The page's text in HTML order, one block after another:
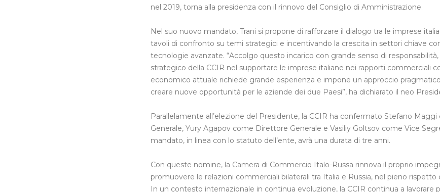
nel 2019, torna alla presidenza con il rinnovo del Consiglio di Amministrazione.
Nel suo nuovo mandato, Trani si propone di rafforzare il dialogo tra le imprese
tavoli di confronto su temi strategici e incentivando la crescita in settori chiave
tecnologie avanzate. “Accolgo questo incarico con grande senso di
strategico della CCIR nel supportare le imprese italiane nei rapporti commerciali
economico attuale richiede grande esperienza e impone un approccio
creare nuove opportunità per le aziende dei due Paesi”, ha dichiarato il neo
Parallelamente all’elezione del Presidente, la CCIR ha confermato Stefano
Generale, Yury Agapov come Direttore Generale e Vasiliy Goltsov come Vice
mandato, in linea con lo statuto dell’ente, avrà una durata di tre anni.
Con queste nomine, la Camera di Commercio Italo-Russa rinnova il proprio
promuovere le relazioni commerciali bilaterali tra Italia e Russia, nel pieno
In un contesto internazionale in continua evoluzione, la CCIR continua a lavorare